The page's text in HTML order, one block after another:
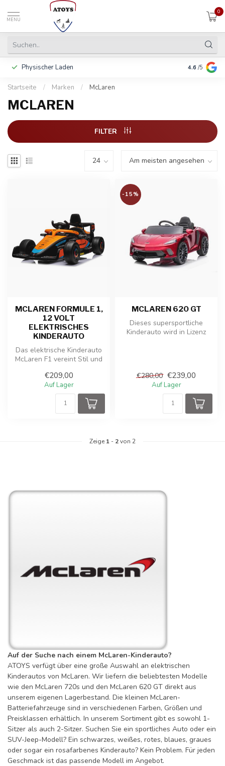
MENU
0
Physischer Laden In 3 Raten
4.6 /5
Startseite / Marken / McLaren
MCLAREN
FILTER
MCLAREN FORMULE 1,
12 VOLT
ELEKTRISCHES
KINDERAUTO
Das elektrische Kinderauto
McLaren F1 vereint Stil und
€209,00
Auf Lager
-15%
MCLAREN 620 GT
Dieses supersportliche
Kinderauto wird in Lizenz
€280,00 €239,00
Auf Lager
Zeige 1 - 2von 2
Auf der Suche nach einem McLaren-Kinderauto?
ATOYS verfügt über eine große Auswahl an elektrischen
Kinderautos von McLaren. Wir liefern die beliebtesten Modelle
wie den McLaren 720s und den McLaren 620 GT direkt aus
unserem eigenen Lagerbestand. Die kleinen McLaren-
Batteriefahrzeuge sind in verschiedenen Farben, Größen und
Preisklassen erhältlich. In unserem Sortiment gibt es sowohl 1-
Sitzer als auch 2-Sitzer. Suchen Sie ein sportliches Auto oder ein
SUV-Jeep-Modell? Ein schwarzes, weißes, rotes, blaues, graues
oder sogar ein rosafarbenes Kinderauto? Kein Problem. Für jeden
Geschmack ist das passende Modell im Angebot.